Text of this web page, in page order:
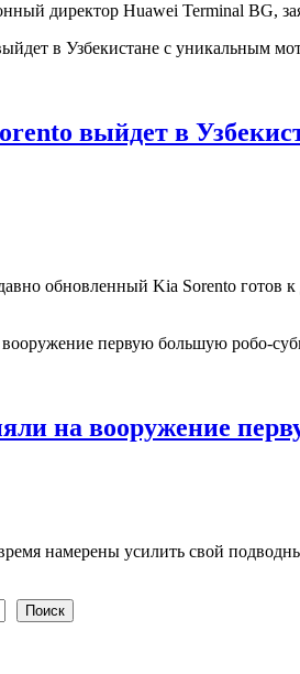
директор Huawei Terminal BG,
выйдет в
обновленный Kia Sorento готов
на вооружение
намерены усилить свой
Поиск